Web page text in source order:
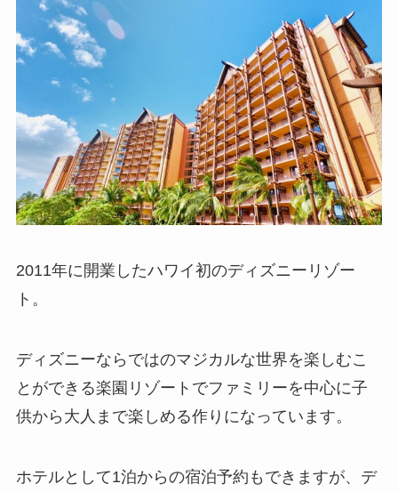
2011年に開業したハワイ初のディズニーリゾー
ト。
ディズニーならではのマジカルな世界を楽しむこ
とができる楽園リゾートでファミリーを中心に子
供から大人まで楽しめる作りになっています。
ホテルとして1泊からの宿泊予約もできますが、デ